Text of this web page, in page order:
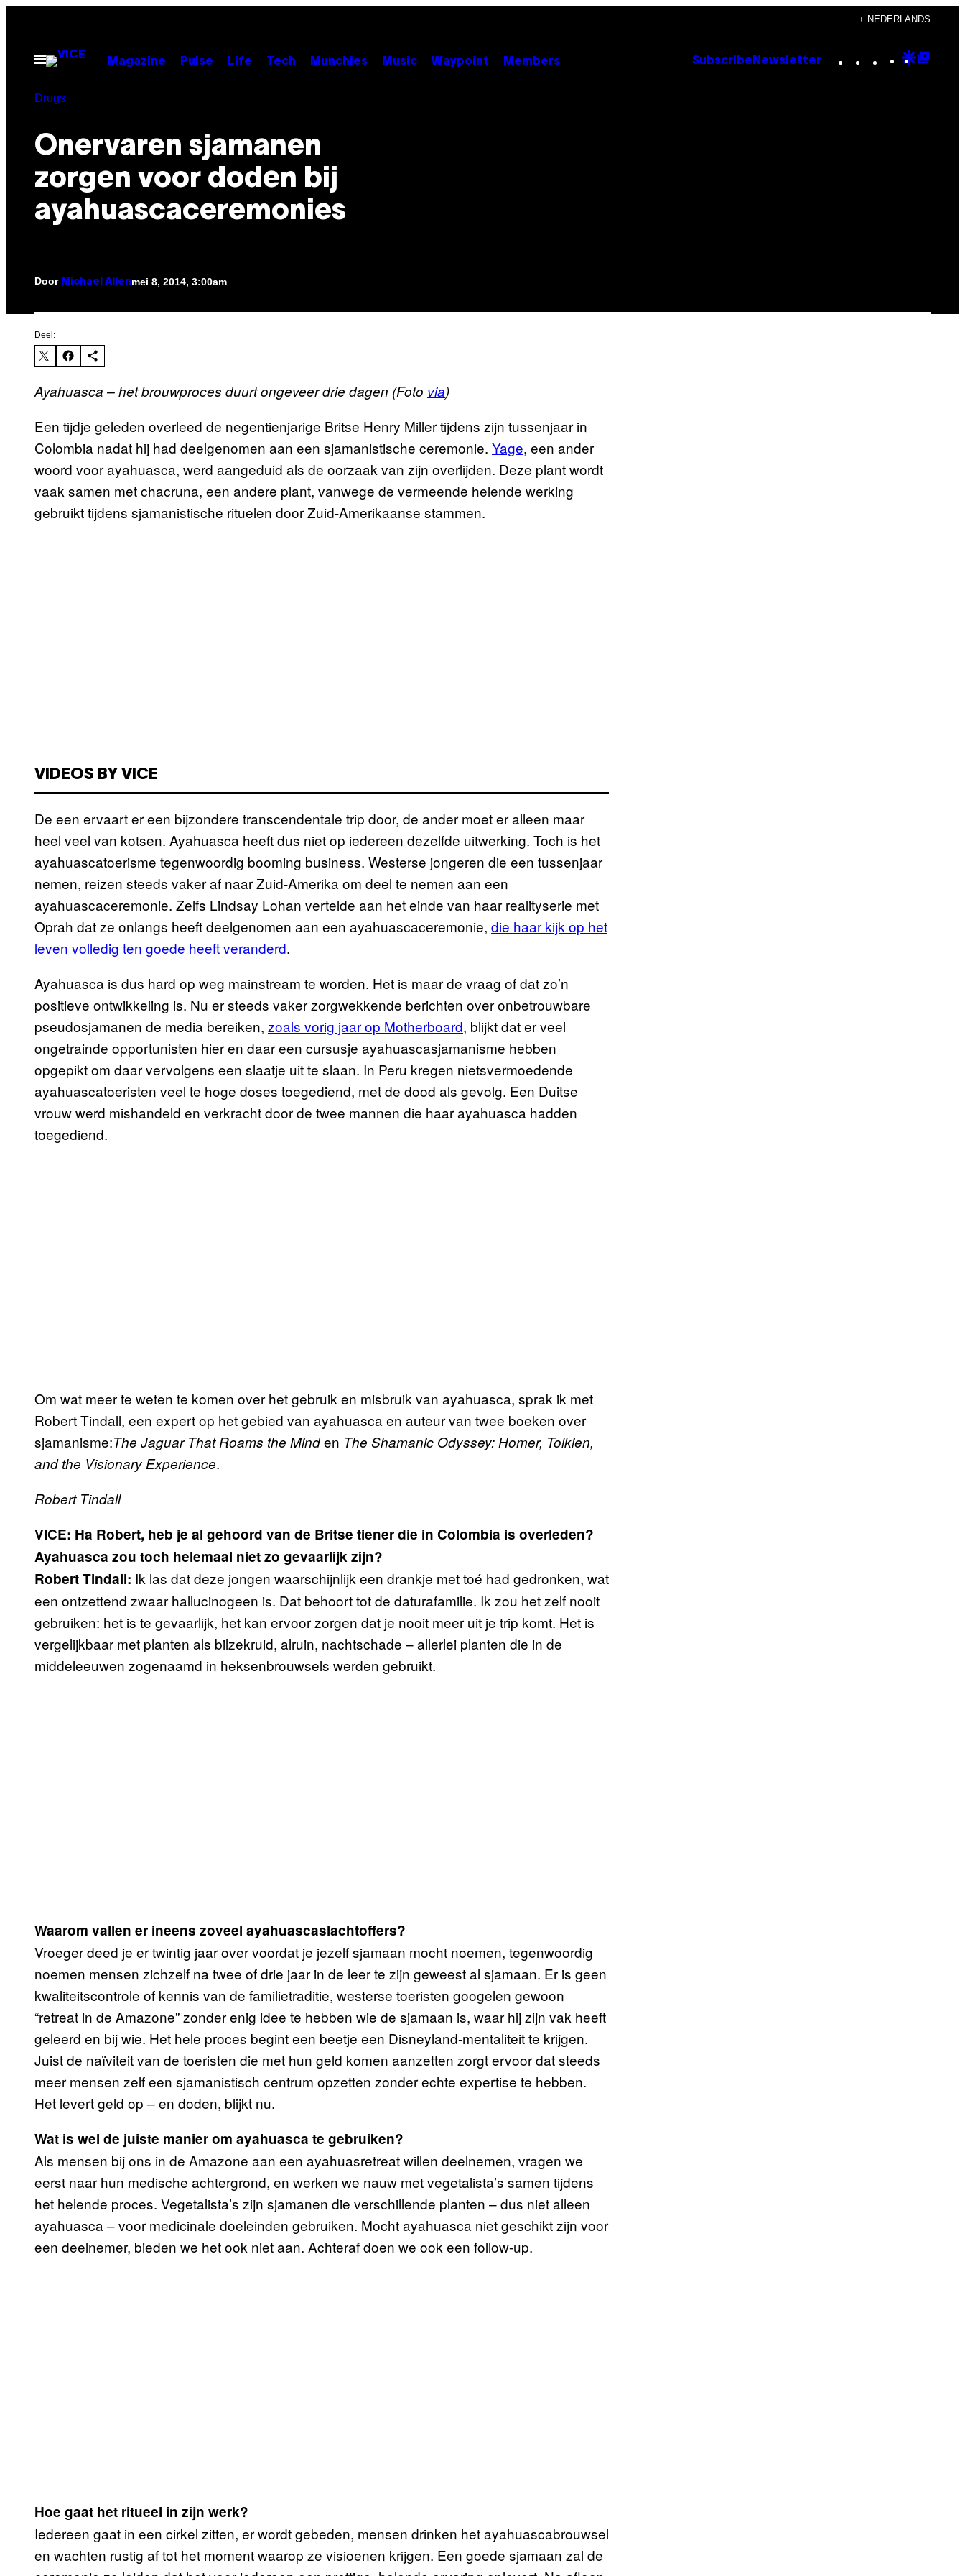
+ NEDERLANDS
Open
menu
Magazine Pulse Life Tech Munchies Music Waypoint Members Subscribe Newsletter Instagram
TikTok
YouTube
Google
Drugs
Onervaren sjamanen
zorgen voor doden bij
ayahuascaceremonies
Door Michael Allenmei 8, 2014, 3:00am
Deel:
Ayahuasca – het brouwproces duurt ongeveer drie dagen (Foto via)
Een tijdje geleden overleed de negentienjarige Britse Henry Miller tijdens zijn tussenjaar in
Colombia nadat hij had deelgenomen aan een sjamanistische ceremonie. Yage, een ander
woord voor ayahuasca, werd aangeduid als de oorzaak van zijn overlijden. Deze plant wordt
vaak samen met chacruna, een andere plant, vanwege de vermeende helende werking
gebruikt tijdens sjamanistische rituelen door Zuid-Amerikaanse stammen.
VIDEOS BY VICE
De een ervaart er een bijzondere transcendentale trip door, de ander moet er alleen maar
heel veel van kotsen. Ayahuasca heeft dus niet op iedereen dezelfde uitwerking. Toch is het
ayahuascatoerisme tegenwoordig booming business. Westerse jongeren die een tussenjaar
nemen, reizen steeds vaker af naar Zuid-Amerika om deel te nemen aan een
ayahuascaceremonie. Zelfs Lindsay Lohan vertelde aan het einde van haar realityserie met
Oprah dat ze onlangs heeft deelgenomen aan een ayahuascaceremonie, die haar kijk op het
leven volledig ten goede heeft veranderd.
Ayahuasca is dus hard op weg mainstream te worden. Het is maar de vraag of dat zo’n
positieve ontwikkeling is. Nu er steeds vaker zorgwekkende berichten over onbetrouwbare
pseudosjamanen de media bereiken, zoals vorig jaar op Motherboard, blijkt dat er veel
ongetrainde opportunisten hier en daar een cursusje ayahuascasjamanisme hebben
opgepikt om daar vervolgens een slaatje uit te slaan. In Peru kregen nietsvermoedende
ayahuascatoeristen veel te hoge doses toegediend, met de dood als gevolg. Een Duitse
vrouw werd mishandeld en verkracht door de twee mannen die haar ayahuasca hadden
toegediend.
Om wat meer te weten te komen over het gebruik en misbruik van ayahuasca, sprak ik met
Robert Tindall, een expert op het gebied van ayahuasca en auteur van twee boeken over
sjamanisme:The Jaguar That Roams the Minden The Shamanic Odyssey: Homer, Tolkien,
and the Visionary Experience.
Robert Tindall
VICE: Ha Robert, heb je al gehoord van de Britse tiener die in Colombia is overleden?
Ayahuasca zou toch helemaal niet zo gevaarlijk zijn?
Robert Tindall: Ik las dat deze jongen waarschijnlijk een drankje met toé had gedronken, wat
een ontzettend zwaar hallucinogeen is. Dat behoort tot de daturafamilie. Ik zou het zelf nooit
gebruiken: het is te gevaarlijk, het kan ervoor zorgen dat je nooit meer uit je trip komt. Het is
vergelijkbaar met planten als bilzekruid, alruin, nachtschade – allerlei planten die in de
middeleeuwen zogenaamd in heksenbrouwsels werden gebruikt.
Waarom vallen er ineens zoveel ayahuascaslachtoffers?
Vroeger deed je er twintig jaar over voordat je jezelf sjamaan mocht noemen, tegenwoordig
noemen mensen zichzelf na twee of drie jaar in de leer te zijn geweest al sjamaan. Er is geen
kwaliteitscontrole of kennis van de familietraditie, westerse toeristen googelen gewoon
“retreat in de Amazone” zonder enig idee te hebben wie de sjamaan is, waar hij zijn vak heeft
geleerd en bij wie. Het hele proces begint een beetje een Disneyland-mentaliteit te krijgen.
Juist de naïviteit van de toeristen die met hun geld komen aanzetten zorgt ervoor dat steeds
meer mensen zelf een sjamanistisch centrum opzetten zonder echte expertise te hebben.
Het levert geld op – en doden, blijkt nu.
Wat is wel de juiste manier om ayahuasca te gebruiken?
Als mensen bij ons in de Amazone aan een ayahuasretreat willen deelnemen, vragen we
eerst naar hun medische achtergrond, en werken we nauw met vegetalista’s samen tijdens
het helende proces. Vegetalista’s zijn sjamanen die verschillende planten – dus niet alleen
ayahuasca – voor medicinale doeleinden gebruiken. Mocht ayahuasca niet geschikt zijn voor
een deelnemer, bieden we het ook niet aan. Achteraf doen we ook een follow-up.
Hoe gaat het ritueel in zijn werk?
Iedereen gaat in een cirkel zitten, er wordt gebeden, mensen drinken het ayahuascabrouwsel
en wachten rustig af tot het moment waarop ze visioenen krijgen. Een goede sjamaan zal de